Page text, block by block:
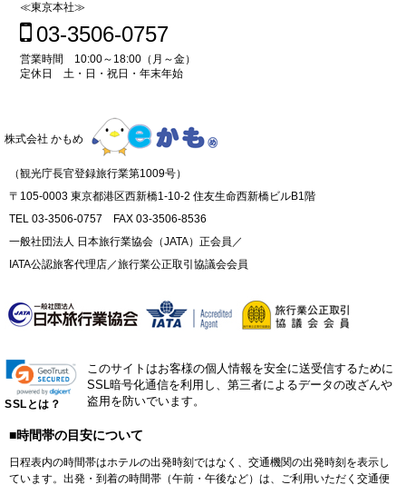
≪東京本社≫
03-3506-0757
営業時間 10:00～18:00（月～金）
定休日 土・日・祝日・年末年始
株式会社 かもめ
（観光庁長官登録旅行業第1009号）
〒105-0003 東京都港区西新橋1-10-2 住友生命西新橋ビルB1階
TEL 03-3506-0757 FAX 03-3506-8536
一般社団法人 日本旅行業協会（JATA）正会員／
IATA公認旅客代理店／旅行業公正取引協議会会員
SSLとは？
このサイトはお客様の個人情報を安全に送受信するために
SSL暗号化通信を利用し、第三者によるデータの改ざんや
盗用を防いでいます。
■時間帯の目安について
日程表内の時間帯はホテルの出発時刻ではなく、交通機関の出発時刻を表示し
ています。出発・到着の時間帯（午前・午後など）は、ご利用いただく交通便